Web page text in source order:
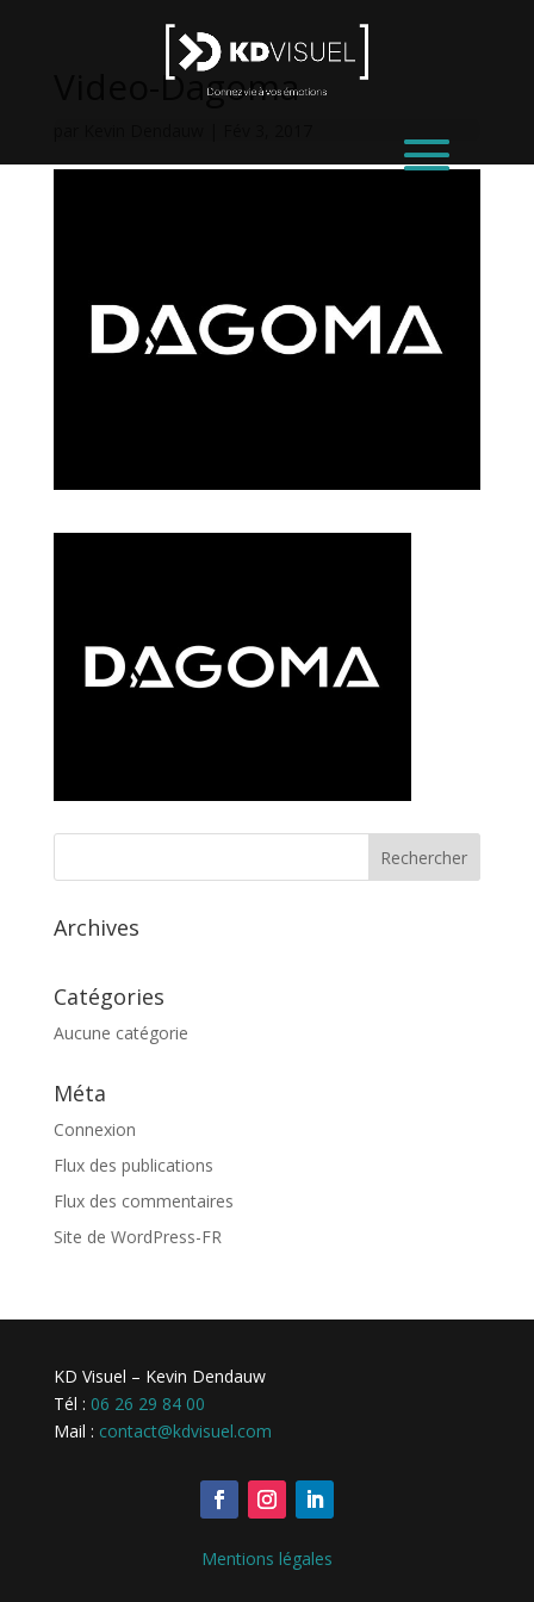
Video-Dagoma
Archives
Catégories
Aucune catégorie
Méta
Connexion
Flux des publications
Flux des commentaires
Site de WordPress-FR
KD Visuel – Kevin Dendauw
Tél : 06 26 29 84 00
Mail : contact@kdvisuel.com
Mentions légales